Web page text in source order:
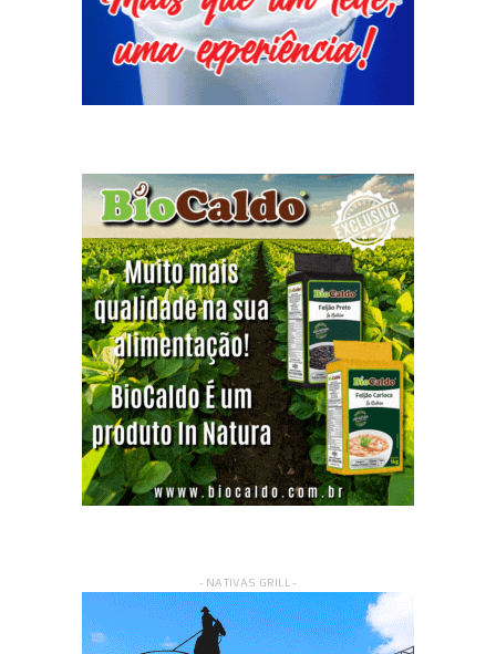
- NATIVAS GRILL -